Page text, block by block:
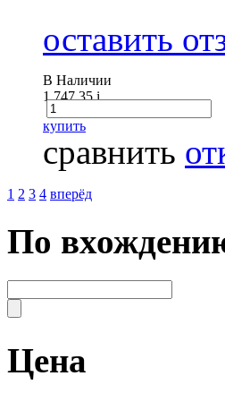
оставить
В Наличии
1 747.35i
купить
сравнить
1 2 3 4 вперёд
По
Цена